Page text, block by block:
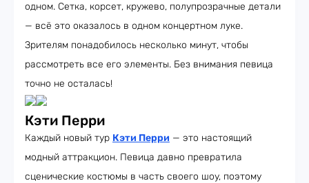
одном. Сетка, корсет, кружево, полупрозрачные детали
— всё это оказалось в одном концертном луке.
Зрителям понадобилось несколько минут, чтобы
рассмотреть все его элементы. Без внимания певица
точно не осталась!
Кэти Перри
Каждый новый тур Кэти Перри — это настоящий
модный аттракцион. Певица давно превратила
сценические костюмы в часть своего шоу, поэтому